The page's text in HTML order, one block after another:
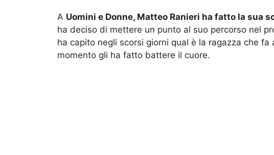
A Uomini e Donne, Matteo Ranieri ha fatto la sua
ha deciso di mettere un punto al suo percorso nel
ha capito negli scorsi giorni qual è la ragazza che
momento gli ha fatto battere il cuore.